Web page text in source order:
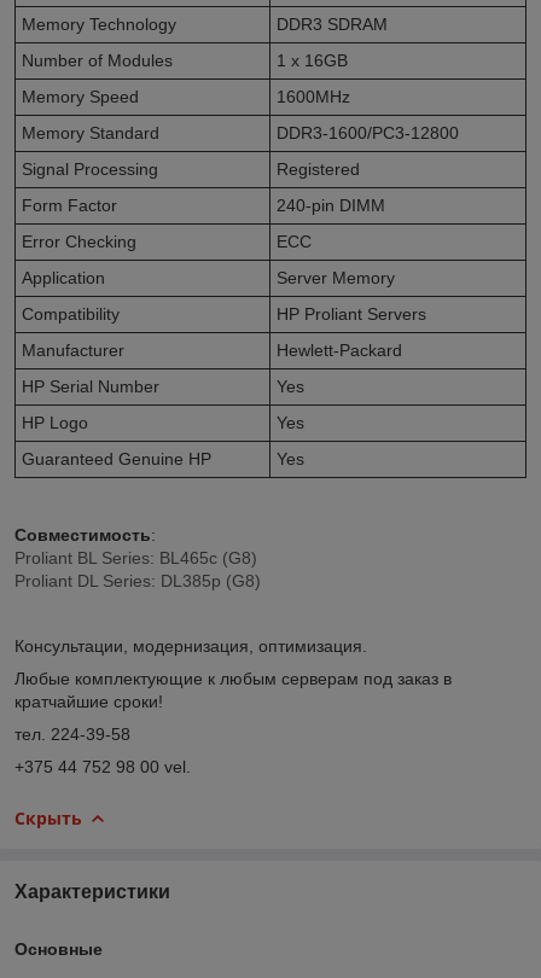
Memory Technology
DDR3 SDRAM
Number of Modules
1 x 16GB
Memory Speed
1600MHz
Memory Standard
DDR3-1600/PC3-12800
Signal Processing
Registered
Form Factor
240-pin DIMM
Error Checking
ECC
Application
Server Memory
Compatibility
HP Proliant Servers
Manufacturer
Hewlett-Packard
HP Serial Number
Yes
HP Logo
Yes
Guaranteed Genuine HP
Yes
Совместимость:
Proliant BL Series: BL465c (G8)
Proliant DL Series: DL385p (G8)
Консультации, модернизация, оптимизация.
Любые комплектующие к любым серверам под заказ в
кратчайшие сроки!
тел. 224-39-58
+375 44 752 98 00 vel.
Скрыть
Характеристики
Основные